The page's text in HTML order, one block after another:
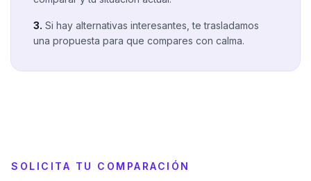
3. Si hay alternativas interesantes, te trasladamos
una propuesta para que compares con calma.
SOLICITA TU COMPARACIÓN